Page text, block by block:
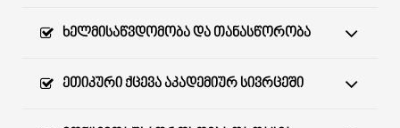
ᲮᲔᲚᲛᲘᲡᲐᲬᲕᲓᲝᲛᲝᲑᲐ ᲓᲐ ᲗᲐᲜᲐᲡᲬᲝᲠᲝᲑᲐ
ᲔᲗᲘᲙᲣᲠᲘ ᲥᲪᲔᲕᲐ ᲐᲙᲐᲓᲔᲛᲘᲣᲠ ᲡᲘᲕᲠᲪᲔᲨᲘ